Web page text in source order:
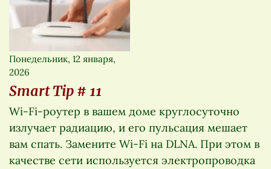
Понедельник, 12 января,
2026
Smart Tip # 11
Wi-Fi-роутер в вашем доме круглосуточно
излучает радиацию, и его пульсация мешает
вам спать. Замените Wi-Fi на DLNA. При этом в
качестве сети используется электропроводка